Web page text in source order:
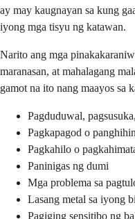
ay may kaugnayan sa kung
iyong mga tisyu ng katawan.
Narito ang mga
maranasan, at mahalagang
gamot na ito nang maayos sa
Pagduduwal,
Pagkapagod o
Pagkahilo o
Paninigas ng dumi
Mga problema sa
Lasang metal sa iyong
Pagiging sensitibo ng